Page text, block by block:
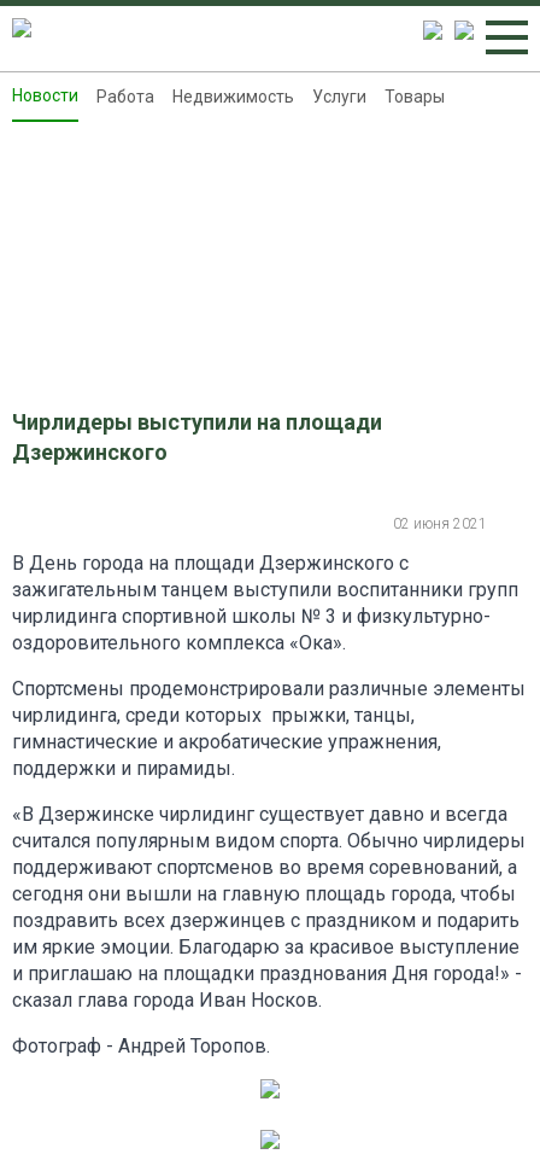
Новости
Новости Работа Недвижимость Услуги Товары
Чирлидеры выступили на площади
Дзержинского
02 июня 2021
В День города на площади Дзержинского с
зажигательным танцем выступили воспитанники групп
чирлидинга спортивной школы № 3 и физкультурно-
оздоровительного комплекса «Ока».
Спортсмены продемонстрировали различные элементы
чирлидинга, среди которых прыжки, танцы,
гимнастические и акробатические упражнения,
поддержки и пирамиды.
«В Дзержинске чирлидинг существует давно и всегда
считался популярным видом спорта. Обычно чирлидеры
поддерживают спортсменов во время соревнований, а
сегодня они вышли на главную площадь города, чтобы
поздравить всех дзержинцев с праздником и подарить
им яркие эмоции. Благодарю за красивое выступление
и приглашаю на площадки празднования Дня города!» -
сказал глава города Иван Носков.
Фотограф - Андрей Торопов.